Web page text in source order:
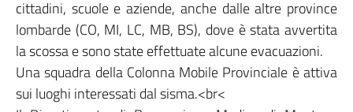
cittadini, scuole e aziende, anche dalle altre province
lombarde (CO, MI, LC, MB, BS), dove è stata avvertita
la scossa e sono state effettuate alcune evacuazioni.
Una squadra della Colonna Mobile Provinciale è attiva
sui luoghi interessati dal sisma.<br<